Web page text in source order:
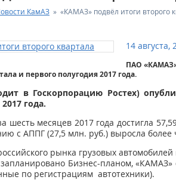
КамАЗ » «КАМАЗ» подвёл итоги второго
14 августа,
ПАО
и первого полугодия 2017 года.
в Госкорпорацию Ростех)
года.
шесть месяцев 2017 года достигла
с АППГ (27,5 млн. руб.) выросла более
рынка грузовых
Бизнес-планом,
по регистрациям автотехники).